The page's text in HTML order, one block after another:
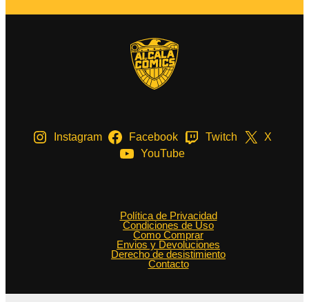
Instagram Facebook Twitch
X
YouTube
Política de Privacidad
Condiciones de Uso
Como Comprar
Envios y Devoluciones
Derecho de desistimiento
Contacto